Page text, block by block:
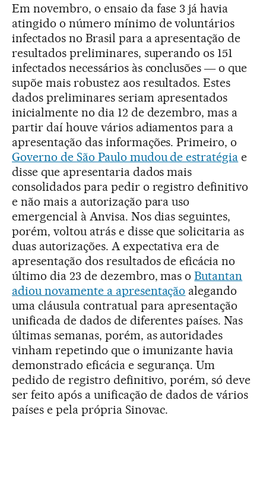
Em novembro, o ensaio da fase 3 já havia
atingido o número mínimo de voluntários
infectados no Brasil para a apresentação de
resultados preliminares, superando os 151
infectados necessários às conclusões ― o que
supõe mais robustez aos resultados. Estes
dados preliminares seriam apresentados
inicialmente no dia 12 de dezembro, mas a
partir daí houve vários adiamentos para a
apresentação das informações. Primeiro, o
Governo de São Paulo mudou de estratégia e
disse que apresentaria dados mais
consolidados para pedir o registro definitivo
e não mais a autorização para uso
emergencial à Anvisa. Nos dias seguintes,
porém, voltou atrás e disse que solicitaria as
duas autorizações. A expectativa era de
apresentação dos resultados de eficácia no
último dia 23 de dezembro, mas oButantan
adiou novamente a apresentação alegando
uma cláusula contratual para apresentação
unificada de dados de diferentes países. Nas
últimas semanas, porém, as autoridades
vinham repetindo que o imunizante havia
demonstrado eficácia e segurança. Um
pedido de registro definitivo, porém, só deve
ser feito após a unificação de dados de vários
países e pela própria Sinovac.